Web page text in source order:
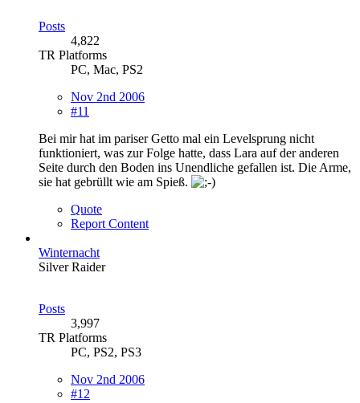
Posts
4,822
TR Platforms
PC, Mac, PS2
Nov 2nd 2006
#11
Bei mir hat im pariser Getto mal ein Levelsprung nicht
funktioniert, was zur Folge hatte, dass Lara auf der anderen
Seite durch den Boden ins Unendliche gefallen ist. Die Arme,
sie hat gebrüllt wie am Spieß.
Quote
Report Content
Winternacht
Silver Raider
Posts
3,997
TR Platforms
PC, PS2, PS3
Nov 2nd 2006
#12